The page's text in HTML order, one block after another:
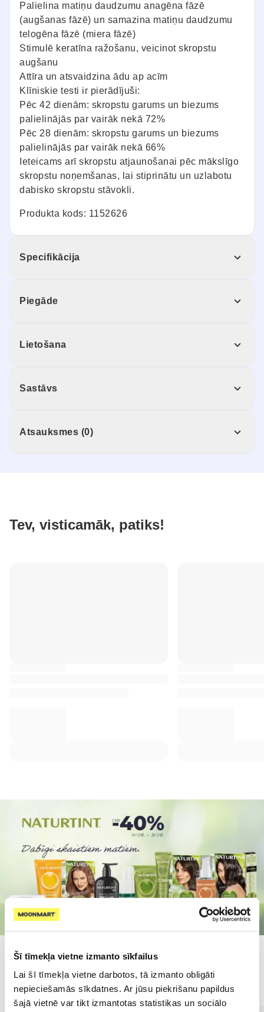
Šī tīmekļa vietne izmanto sīkfailus
Lai šī tīmekļa vietne darbotos, tā izmanto obligāti
nepieciešamās sīkdatnes. Ar jūsu piekrišanu papildus
šajā vietnē var tikt izmantotas statistikas un sociālo
Palielina matiņu daudzumu anagēna fāzē
(augšanas fāzē) un samazina matiņu daudzumu
telogēna fāzē (miera fāzē)
Stimulē keratīna ražošanu, veicinot skropstu
augšanu
Attīra un atsvaidzina ādu ap acīm
Klīniskie testi ir pierādījuši:
Pēc 42 dienām: skropstu garums un biezums
palielinājās par vairāk nekā 72%
Pēc 28 dienām: skropstu garums un biezums
palielinājās par vairāk nekā 66%
Ieteicams arī skropstu atjaunošanai pēc mākslīgo
skropstu noņemšanas, lai stiprinātu un uzlabotu
dabisko skropstu stāvokli.
Produkta kods: 1152626
Specifikācija
Piegāde
Lietošana
Sastāvs
Atsauksmes (0)
Tev, visticamāk, patiks!
Populārākie kategorijā